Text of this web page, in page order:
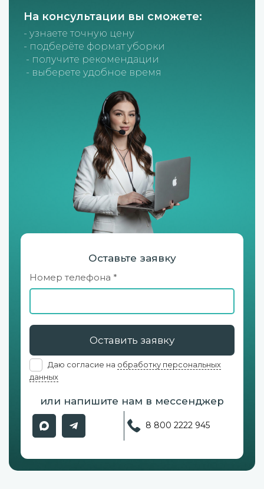
На консультации вы сможете:
- узнаете точную цену
- подберёте формат уборки
- получите рекомендации
- выберете удобное время
Оставьте заявку
Номер телефона *
Оставить заявку
Даю согласие на обработку персональных
данных
или напишите нам в мессенджер
8 800 2222 945